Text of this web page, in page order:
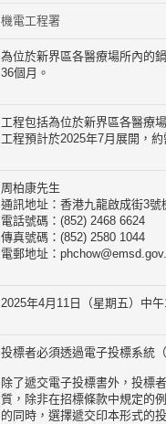
機電工程署
為位於新界區各醫療場所內的
36個月。
工程包括為位於新界區各醫療
工程預計於2025年7月展開，約
周柏康先生
通訊地址：香港九龍啟成街3
電話號碼：(852) 2468 6624
傳真號碼：(852) 2580 1044
電郵地址：
2025年4月11日（星期五）中
投標者必須透過電子投標系統
除了遞交電子投標書外，投標
質，除非在招標條款中規定的
的同時，選擇遞交印本形式的